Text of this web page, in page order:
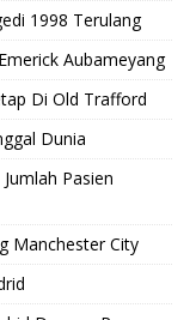
1998 Terulang
Aubameyang
Di Old Trafford
Dunia
Pasien
Manchester City